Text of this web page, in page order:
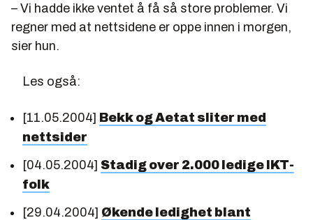
– Vi hadde ikke ventet å få så store problemer. Vi
regner med at nettsidene er oppe innen i morgen,
sier hun.
Les også:
[11.05.2004] Bekk og Aetat sliter med
nettsider
[04.05.2004] Stadig over 2.000 ledige IKT-
folk
[29.04.2004] Økende ledighet blant